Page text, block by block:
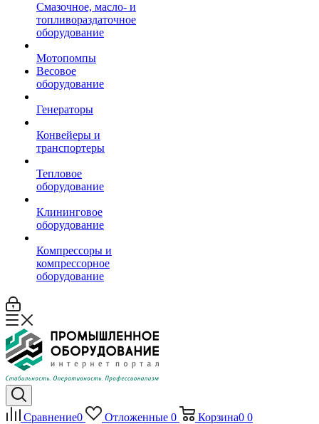
Смазочное, масло- и
топливораздаточное
оборудование
Мотопомпы
Весовое
оборудование
Генераторы
Конвейеры и
транспортеры
Тепловое
оборудование
Клининговое
оборудование
Компрессоры и
компрессорное
оборудование
Сравнение0 Отложенные 0 Корзина0 0